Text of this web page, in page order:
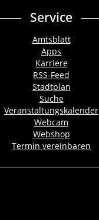
Service
Amtsblatt
Apps
Karriere
RSS-Feed
Stadtplan
Suche
Veranstaltungskalender
Webcam
Webshop
Termin vereinbaren